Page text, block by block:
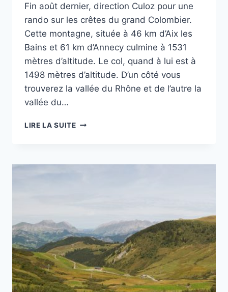
Fin août dernier, direction Culoz pour une
rando sur les crêtes du grand Colombier.
Cette montagne, située à 46 km d’Aix les
Bains et 61 km d’Annecy culmine à 1531
mètres d’altitude. Le col, quand à lui est à
1498 mètres d’altitude. D’un côté vous
trouverez la vallée du Rhône et de l’autre la
vallée du…
LIRE LA SUITERANDO
COLOMBIER